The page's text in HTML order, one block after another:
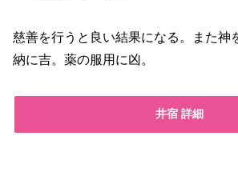
慈善を行うと良い結果になる。また神
納に吉。薬の服用に凶。
井宿 詳細